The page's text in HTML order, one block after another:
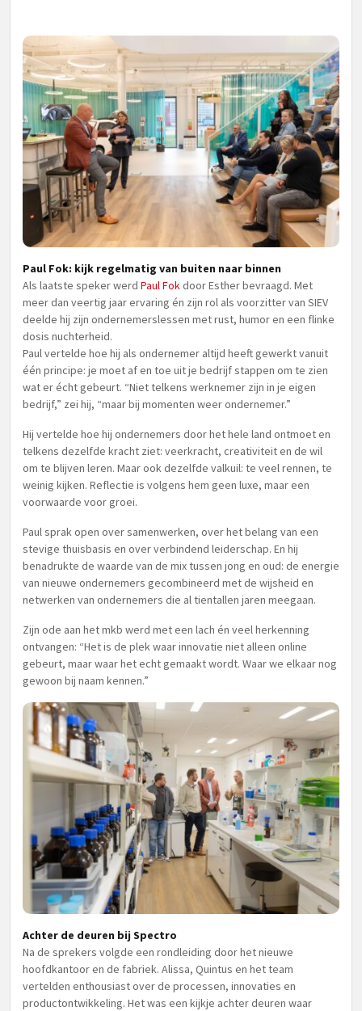
Paul Fok: kijk regelmatig van buiten naar binnen
Als laatste speker werd Paul Fokdoor Esther bevraagd. Met
meer dan veertig jaar ervaring én zijn rol als voorzitter van SIEV
deelde hij zijn ondernemerslessen met rust, humor en een flinke
dosis nuchterheid.
Paul vertelde hoe hij als ondernemer altijd heeft gewerkt vanuit
één principe: je moet af en toe uit je bedrijf stappen om te zien
wat er écht gebeurt. “Niet telkens werknemer zijn in je eigen
bedrijf,” zei hij, “maar bij momenten weer ondernemer.”
Hij vertelde hoe hij ondernemers door het hele land ontmoet en
telkens dezelfde kracht ziet: veerkracht, creativiteit en de wil
om te blijven leren. Maar ook dezelfde valkuil: te veel rennen, te
weinig kijken. Reflectie is volgens hem geen luxe, maar een
voorwaarde voor groei.
Paul sprak open over samenwerken, over het belang van een
stevige thuisbasis en over verbindend leiderschap. En hij
benadrukte de waarde van de mix tussen jong en oud: de energie
van nieuwe ondernemers gecombineerd met de wijsheid en
netwerken van ondernemers die al tientallen jaren meegaan.
Zijn ode aan het mkb werd met een lach én veel herkenning
ontvangen: “Het is de plek waar innovatie niet alleen online
gebeurt, maar waar het echt gemaakt wordt. Waar we elkaar nog
gewoon bij naam kennen.”
Achter de deuren bij Spectro
Na de sprekers volgde een rondleiding door het nieuwe
hoofdkantoor en de fabriek. Alissa, Quintus en het team
vertelden enthousiast over de processen, innovaties en
productontwikkeling. Het was een kijkje achter deuren waar